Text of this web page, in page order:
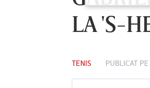
LA 'S-
TENIS PUBLICAT
LUNI 10 AUG, 18:30